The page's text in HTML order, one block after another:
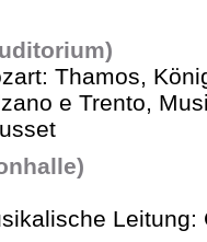
Thamos,
e Trento,
Leitung: